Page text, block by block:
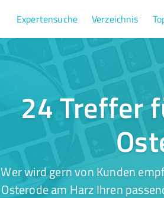
Expertensuche Verzeichnis
24 Treffer
Wer wird gern von Kunden
Osterode am Harz Ihren